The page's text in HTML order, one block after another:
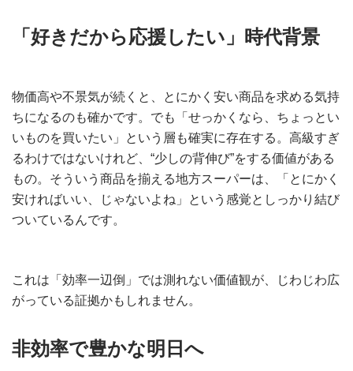
「好きだから応援したい」時代背景
物価高や不景気が続くと、とにかく安い商品を求める気持
ちになるのも確かです。でも「せっかくなら、ちょっとい
いものを買いたい」という層も確実に存在する。高級すぎ
るわけではないけれど、“少しの背伸び”をする価値がある
もの。そういう商品を揃える地方スーパーは、「とにかく
安ければいい、じゃないよね」という感覚としっかり結び
ついているんです。
これは「効率一辺倒」では測れない価値観が、じわじわ広
がっている証拠かもしれません。
非効率で豊かな明日へ